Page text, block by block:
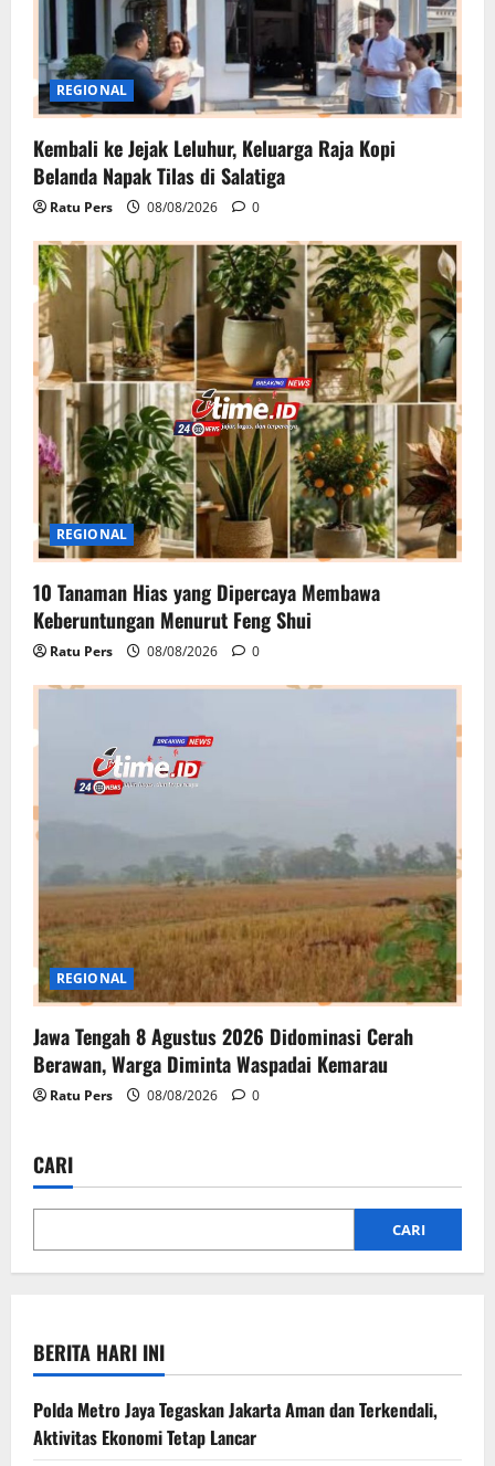
REGIONAL
Kembali ke Jejak Leluhur, Keluarga Raja Kopi
Belanda Napak Tilas di Salatiga
Ratu Pers 08/08/2026 0
REGIONAL
10 Tanaman Hias yang Dipercaya Membawa
Keberuntungan Menurut Feng Shui
Ratu Pers 08/08/2026 0
REGIONAL
Jawa Tengah 8 Agustus 2026 Didominasi Cerah
Berawan, Warga Diminta Waspadai Kemarau
Ratu Pers 08/08/2026 0
CARI
CARI
BERITA HARI INI
Polda Metro Jaya Tegaskan Jakarta Aman dan Terkendali,
Aktivitas Ekonomi Tetap Lancar